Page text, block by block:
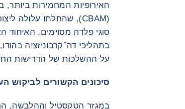
האירופיות המחמירות
בתהליכי דה־קרבוניזציה
על ההשלכות של הדרישות
סיכונים הקשורים לביקוש
במגזר הטקסטיל וההלבשה,